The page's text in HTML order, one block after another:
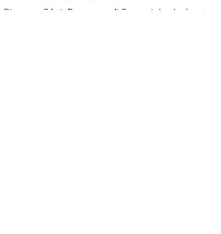
Die
personalisierte Feuerzeuge mit Gravur
sind auch sehr gute